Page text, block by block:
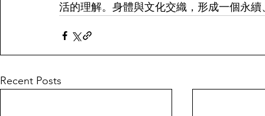
活的理解。身體與文化交織，形成一個永
Recent Posts